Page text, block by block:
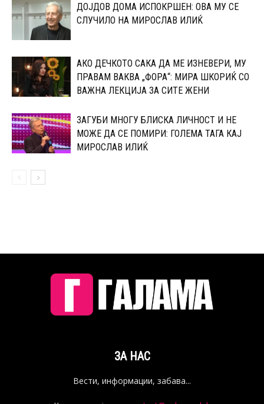
ДОЈДОВ ДОМА ИСПОКРШЕН: ОВА МУ СЕ
СЛУЧИЛО НА МИРОСЛАВ ИЛИЌ
АКО ДЕЧКОТО САКА ДА МЕ ИЗНЕВЕРИ, МУ
ПРАВАМ ВАКВА „ФОРА“: МИРА ШКОРИЌ СО
ВАЖНА ЛЕКЦИЈА ЗА СИТЕ ЖЕНИ
ЗАГУБИ МНОГУ БЛИСКА ЛИЧНОСТ И НЕ
МОЖЕ ДА СЕ ПОМИРИ: ГОЛЕМА ТАГА КАЈ
МИРОСЛАВ ИЛИЌ
ЗА НАС
Вести, информации, забава...